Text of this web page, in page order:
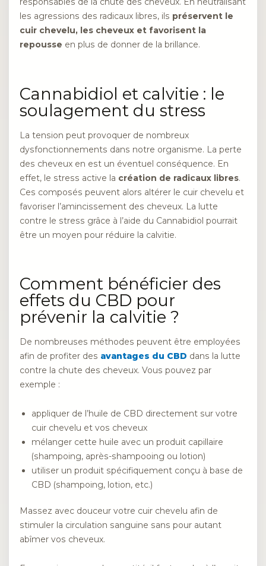
les agressions des radicaux libres, ils préservent le
cuir chevelu, les cheveux et favorisent la
repousse en plus de donner de la brillance.
Cannabidiol et calvitie : le
soulagement du stress
La tension peut provoquer de nombreux
dysfonctionnements dans notre organisme. La perte
des cheveux en est un éventuel conséquence. En
effet, le stress active la création de radicaux libres.
Ces composés peuvent alors altérer le cuir chevelu et
favoriser l’amincissement des cheveux. La lutte
contre le stress grâce à l’aide du Cannabidiol pourrait
être un moyen pour réduire la calvitie.
Comment bénéficier des
effets du CBD pour
prévenir la calvitie ?
De nombreuses méthodes peuvent être employées
afin de profiter des avantages du CBD dans la lutte
contre la chute des cheveux. Vous pouvez par
exemple :
appliquer de l’huile de CBD directement sur votre
cuir chevelu et vos cheveux
mélanger cette huile avec un produit capillaire
(shampoing, après-shampooing ou lotion)
utiliser un produit spécifiquement conçu à base de
CBD (shampoing, lotion, etc.)
Massez avec douceur votre cuir chevelu afin de
stimuler la circulation sanguine sans pour autant
abîmer vos cheveux.